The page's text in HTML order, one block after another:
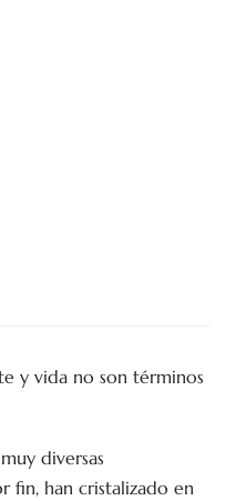
y vida no son términos
diversas
fin, han cristalizado en